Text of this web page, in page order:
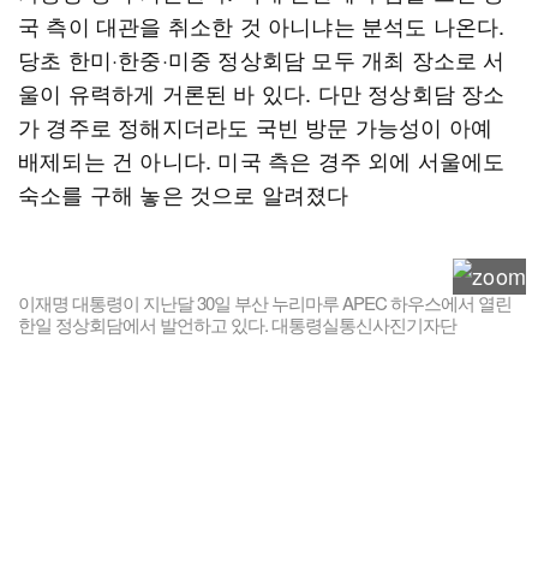
국 측이 대관을 취소한 것 아니냐는 분석도 나온다.
당초 한미·한중·미중 정상회담 모두 개최 장소로 서
울이 유력하게 거론된 바 있다. 다만 정상회담 장소
가 경주로 정해지더라도 국빈 방문 가능성이 아예
배제되는 건 아니다. 미국 측은 경주 외에 서울에도
숙소를 구해 놓은 것으로 알려졌다
이재명 대통령이 지난달 30일 부산 누리마루 APEC 하우스에서 열린
한일 정상회담에서 발언하고 있다. 대통령실통신사진기자단